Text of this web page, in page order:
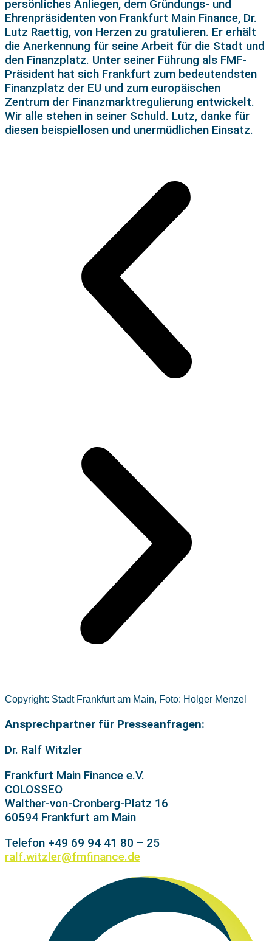
persönliches Anliegen, dem Gründungs- und
Ehrenpräsidenten von Frankfurt Main Finance, Dr.
Lutz Raettig, von Herzen zu gratulieren. Er erhält
die Anerkennung für seine Arbeit für die Stadt und
den Finanzplatz. Unter seiner Führung als FMF-
Präsident hat sich Frankfurt zum bedeutendsten
Finanzplatz der EU und zum europäischen
Zentrum der Finanzmarktregulierung entwickelt.
Wir alle stehen in seiner Schuld. Lutz, danke für
diesen beispiellosen und unermüdlichen Einsatz.
Copyright: Stadt Frankfurt am Main, Foto: Holger Menzel
Ansprechpartner für Presseanfragen:
Dr. Ralf Witzler
Frankfurt Main Finance e.V.
COLOSSEO
Walther-von-Cronberg-Platz 16
60594 Frankfurt am Main
Telefon +49 69 94 41 80 – 25
ralf.witzler@fmfinance.de